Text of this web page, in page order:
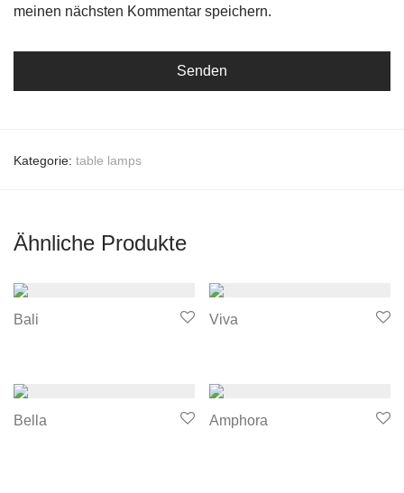
meinen nächsten Kommentar speichern.
Kategorie: table lamps
Ähnliche Produkte
Bali Viva
Bella Amphora